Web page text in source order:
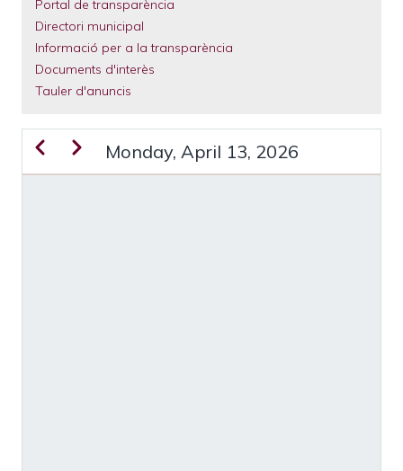
Portal de transparència
Directori municipal
Informació per a la transparència
Documents d'interès
Tauler d'anuncis
Monday, April 13, 2026
Previous
Next